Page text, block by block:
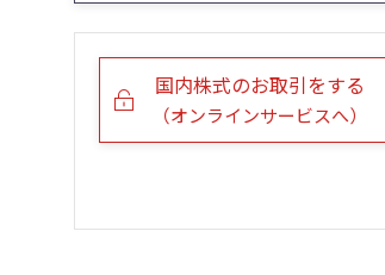
国内株式のお取引をする
（オンラインサービスへ）